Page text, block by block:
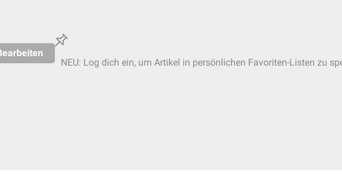
NEU: Log dich ein, um Artikel in persönlichen Favoriten-Listen zu